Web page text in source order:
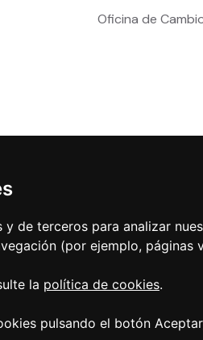
de terceros para analizar
(por ejemplo, páginas
la política de cookies.
pulsando el botón
Oficina de